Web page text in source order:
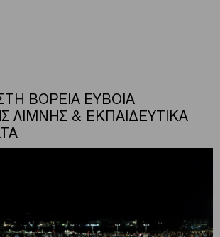
ΒΟΡΕΙΑ ΕΥΒΟΙΑ
ΛΙΜΝΗΣ & ΕΚΠΑΙΔΕΥΤΙΚΑ